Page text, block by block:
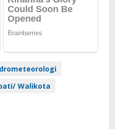
Walikota